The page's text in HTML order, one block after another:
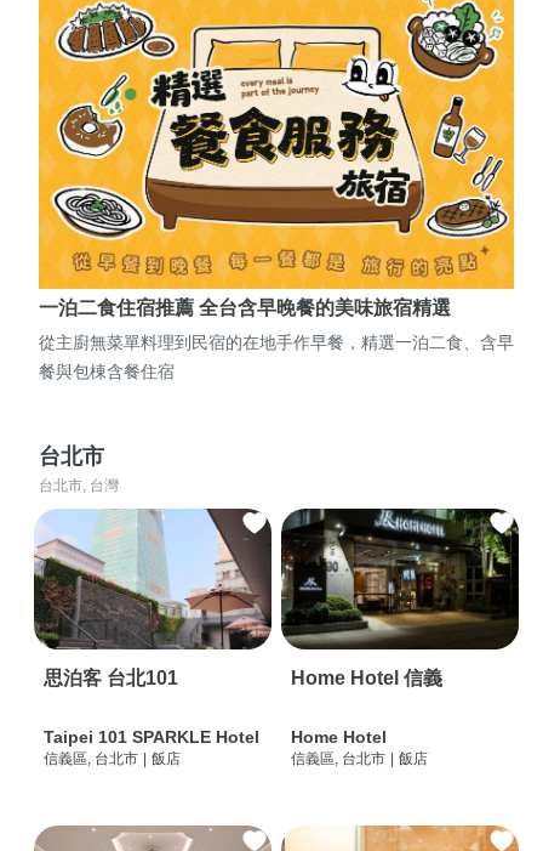
一泊二食住宿推薦 全台含早晚餐的美味旅宿精選
從主廚無菜單料理到民宿的在地手作早餐，精選一泊二食、含早
餐與包棟含餐住宿
台北市
台北市, 台灣
思泊客 台北101
Taipei 101 SPARKLE Hotel
信義區, 台北市 飯店
Home Hotel 信義
Home Hotel
信義區, 台北市 飯店